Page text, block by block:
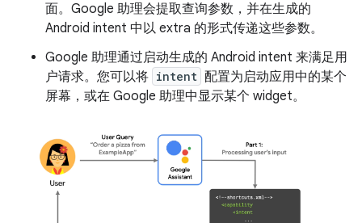
面。Google 助理会提取查询参数，并在生成的
Android intent 中以 extra 的形式传递这些参数。
Google 助理通过启动生成的 Android intent 来满足用
户请求。您可以将 intent 配置为启动应用中的某个
屏幕，或在 Google 助理中显示某个 widget。